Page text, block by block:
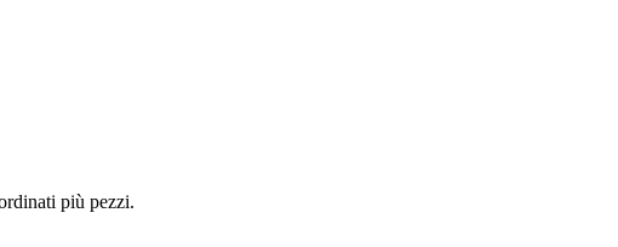
più pezzi.